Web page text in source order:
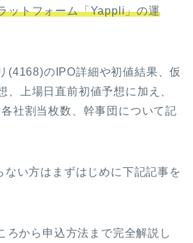
ットフォーム「Yappli」の運
(4168)のIPO詳細や初値結果、仮
、上場日直前初値予想に加え、
社割当枚数、幹事団について記
ない方はまずはじめに下記記事を
ろから申込方法まで完全解説し